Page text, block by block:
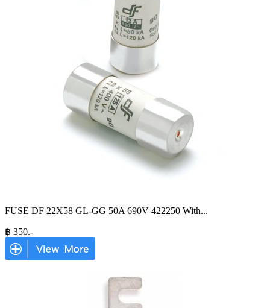
FUSE DF 22X58 GL-GG 50A 690V 422250 With...
฿ 350.-